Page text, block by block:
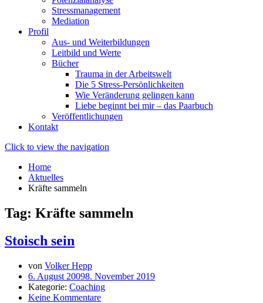
Stressmanagement
Mediation
Profil
Aus- und Weiterbildungen
Leitbild und Werte
Bücher
Trauma in der Arbeitswelt
Die 5 Stress-Persönlichkeiten
Wie Veränderung gelingen kann
Liebe beginnt bei mir – das Paarbuch
Veröffentlichungen
Kontakt
Click to view the navigation
Home
Aktuelles
Kräfte sammeln
Tag: Kräfte sammeln
Stoisch sein
von Volker Hepp
6. August 20098. November 2019
Kategorie: Coaching
Keine Kommentare